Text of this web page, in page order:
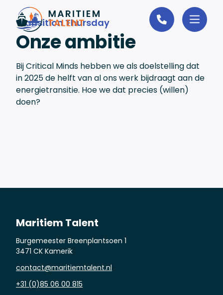
Ga naar de inhoud
Transition Thursday
Onze ambitie
Bij Critical Minds hebben we als doelstelling dat
in 2025de helft vanalons werk bijdraagt aan de
energietransitie. Hoe we dat precies (willen)
doen?
Maritiem Talent
Burgemeester Breenplantsoen 1
3471 CK Kamerik
contact@maritiemtalent.nl
+31 (0)85 06 00 815